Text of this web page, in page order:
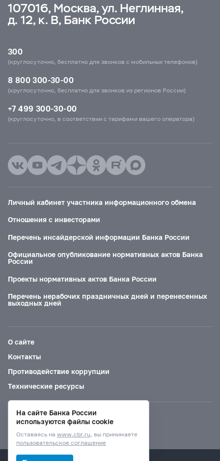
107016, Москва, ул. Неглинная,
д. 12, к. В, Банк России
300
(круглосуточно, бесплатно для звонков с мобильных телефонов)
8 800 300-30-00
(круглосуточно, бесплатно для звонков из регионов России)
+7 499 300-30-00
(круглосуточно, в соответствии с тарифами вашего оператора)
Личный кабинет участника информационного обмена
Отношения с инвесторами
Перечень инсайдерской информации Банка России
Официальное опубликование нормативных актов Банка
России
Проекты нормативных актов Банка России
Перечень нерабочих праздничных дней и перенесенных
выходных дней
О сайте
Контакты
Противодействие коррупции
Технические ресурсы
Версия для слабовидящих
На сайте Банка России
используются файлы cookie
Оставаясь на www.cbr.ru, вы принимаете
пользовательское соглашение